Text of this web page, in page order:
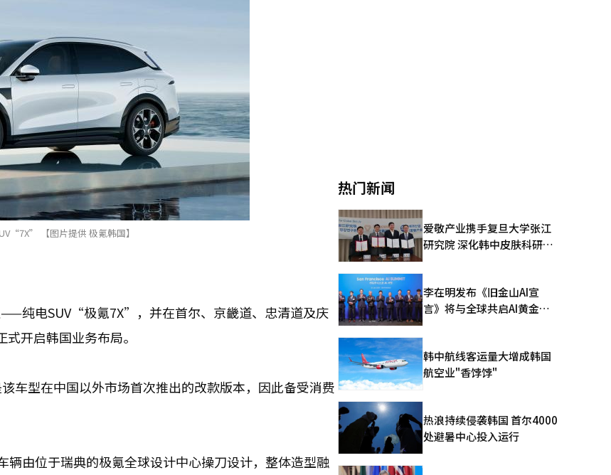
【图片提供 极氪韩国】
纯电SUV“极氪7X”，并在首尔、京畿道、忠清道及庆
开启韩国业务布局。
车型在中国以外市场首次推出的改款版本，因此备受消费
辆由位于瑞典的极氪全球设计中心操刀设计，整体造型融
热门新闻
爱敬产业携手复旦大学张江
研究院 深化韩中皮肤科研合
李在明发布《旧金山AI宣
言》将与全球共启AI黄金时
韩中航线客运量大增成韩国
航空业"香饽饽"
热浪持续侵袭韩国 首尔4000
处避暑中心投入运行